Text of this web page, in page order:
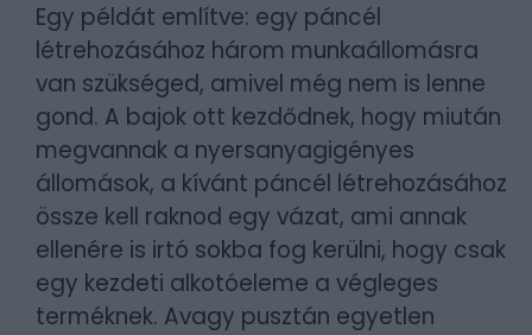
Egy példát említve: egy páncél
létrehozásához három munkaállomásra
van szükséged, amivel még nem is lenne
gond. A bajok ott kezdődnek, hogy miután
megvannak a nyersanyagigényes
állomások, a kívánt páncél létrehozásához
össze kell raknod egy vázat, ami annak
ellenére is irtó sokba fog kerülni, hogy csak
egy kezdeti alkotóeleme a végleges
terméknek. Avagy pusztán egyetlen